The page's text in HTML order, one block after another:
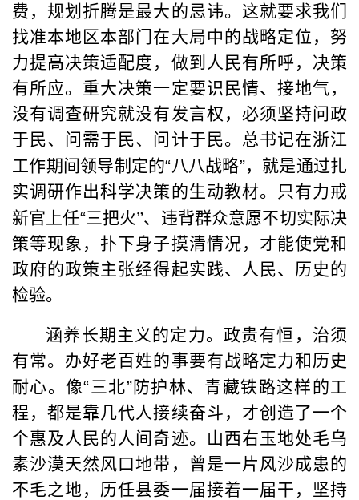
费，规划折腾是最大的忌讳。这就要求我们
找准本地区本部门在大局中的战略定位，努
力提高决策适配度，做到人民有所呼，决策
有所应。重大决策一定要识民情、接地气，
没有调查研究就没有发言权，必须坚持问政
于民、问需于民、问计于民。总书记在浙江
工作期间领导制定的“八八战略”，就是通过扎
实调研作出科学决策的生动教材。只有力戒
新官上任“三把火”、违背群众意愿不切实际决
策等现象，扑下身子摸清情况，才能使党和
政府的政策主张经得起实践、人民、历史的
检验。
涵养长期主义的定力。政贵有恒，治须
有常。办好老百姓的事要有战略定力和历史
耐心。像“三北”防护林、青藏铁路这样的工
程，都是靠几代人接续奋斗，才创造了一个
个惠及人民的人间奇迹。山西右玉地处毛乌
素沙漠天然风口地带，曾是一片风沙成患的
不毛之地，历任县委一届接着一届干，坚持